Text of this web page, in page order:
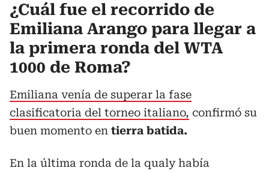
¿Cuál fue el recorrido de
Emiliana Arango para llegar a
la primera ronda del WTA
1000 de Roma?
Emiliana venía de superar la fase
clasificatoria del torneo italiano, confirmó su
buen momento en tierra batida.
En la última ronda de la qualy había